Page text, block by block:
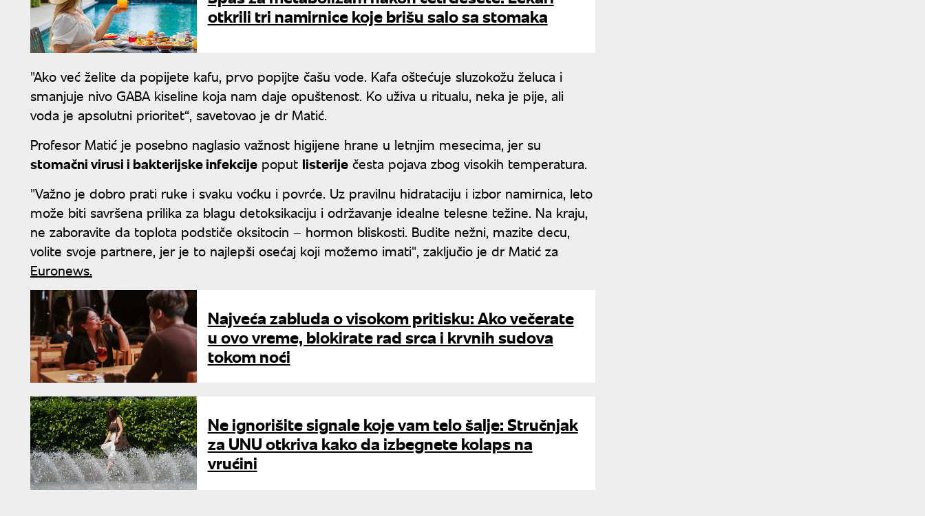
otkrili tri namirnice koje brišu salo sa stomaka
"Ako već želite da popijete kafu, prvo popijte čašu vode. Kafa oštećuje sluzokožu želuca i
smanjuje nivo GABA kiseline koja nam daje opuštenost. Ko uživa u ritualu, neka je pije, ali
voda je apsolutni prioritet“, savetovao je dr Matić.
Profesor Matić je posebno naglasio važnost higijene hrane u letnjim mesecima, jer su
stomačni virusi i bakterijske infekcije poput listerije česta pojava zbog visokih temperatura.
"Važno je dobro prati ruke i svaku voćku i povrće. Uz pravilnu hidrataciju i izbor namirnica, leto
može biti savršena prilika za blagu detoksikaciju i održavanje idealne telesne težine. Na kraju,
ne zaboravite da toplota podstiče oksitocin – hormon bliskosti. Budite nežni, mazite decu,
volite svoje partnere, jer je to najlepši osećaj koji možemo imati", zaključio je dr Matić za
Euronews.
Najveća zabluda o visokom pritisku: Ako večerate
u ovo vreme, blokirate rad srca i krvnih sudova
tokom noći
Ne ignorišite signale koje vam telo šalje: Stručnjak
za UNU otkriva kako da izbegnete kolaps na
vrućini